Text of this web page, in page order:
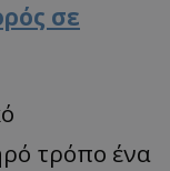
σε
τρόπο ένα